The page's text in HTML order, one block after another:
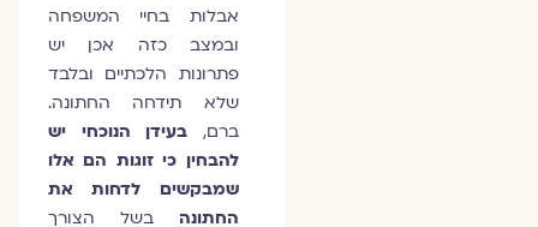
אבלות בחיי המשפחה
ובמצב כזה אכן יש
פתרונות הלכתיים ובלבד
שלא תידחה החתונה.
ברם,
בעידן הנוכחי יש
להבחין כי זוגות הם אלו
שמבקשים לדחות את
החתונהבשל הצורך